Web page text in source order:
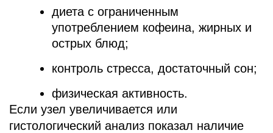
диета с ограниченным
употреблением кофеина, жирных и
острых блюд;
контроль стресса, достаточный сон;
физическая активность.
Если узел увеличивается или
гистологический анализ показал наличие